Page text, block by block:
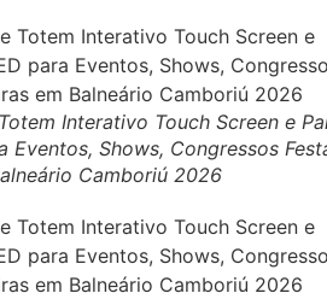
Interativo Touch Screen e
Eventos, Shows, Congressos
Camboriú 2026